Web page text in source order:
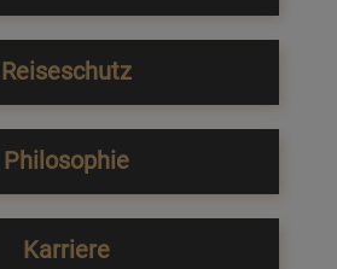
Reiseschutz
Philosophie
Karriere